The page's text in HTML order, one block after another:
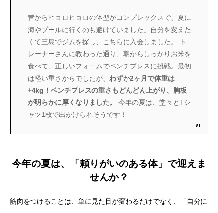
昔からヒョロヒョロの体型がコンプレックスで、夏に
海やプールに行くのも避けていました。自分を変えた
くて三島でジムを探し、こちらに入会しました。 ト
レーナーさんに教わった通り、朝からしっかりお米を
食べて、正しいフォームでベンチプレスに挑戦。最初
は軽い重さからでしたが、 わずか2ヶ月で体重は
+4kg！ベンチプレスの重さもどんどん上がり、胸板
が明らかに厚くなりました。
今年の夏は、堂々とTシ
ャツ1枚で出かけられそうです！
今年の夏は、「頼りがいのある体」で迎えま
せんか？
筋肉をつけることは、単に見た目が変わるだけでなく、「自分に